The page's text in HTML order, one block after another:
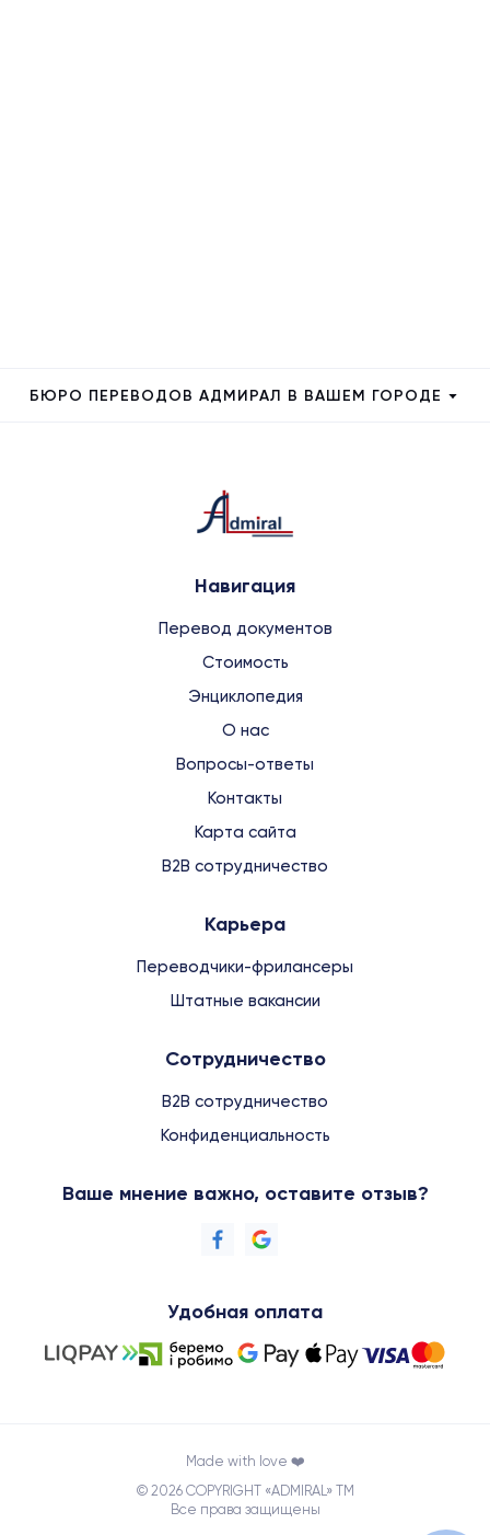
БЮРО ПЕРЕВОДОВ АДМИРАЛ В ВАШЕМ ГОРОДЕ
Навигация
Перевод документов
Стоимость
Энциклопедия
О нас
Вопросы-ответы
Контакты
Карта сайта
B2B сотрудничество
Карьера
Переводчики-фрилансеры
Штатные вакансии
Сотрудничество
B2B сотрудничество
Конфиденциальность
Ваше мнение важно, оставите отзыв?
Удобная оплата
Made with love ❤️
© 2026 COPYRIGHT «ADMIRAL» TM
Все права защищены